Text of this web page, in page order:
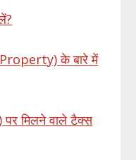
Property) के बारे में
मिलने वाले टैक्स